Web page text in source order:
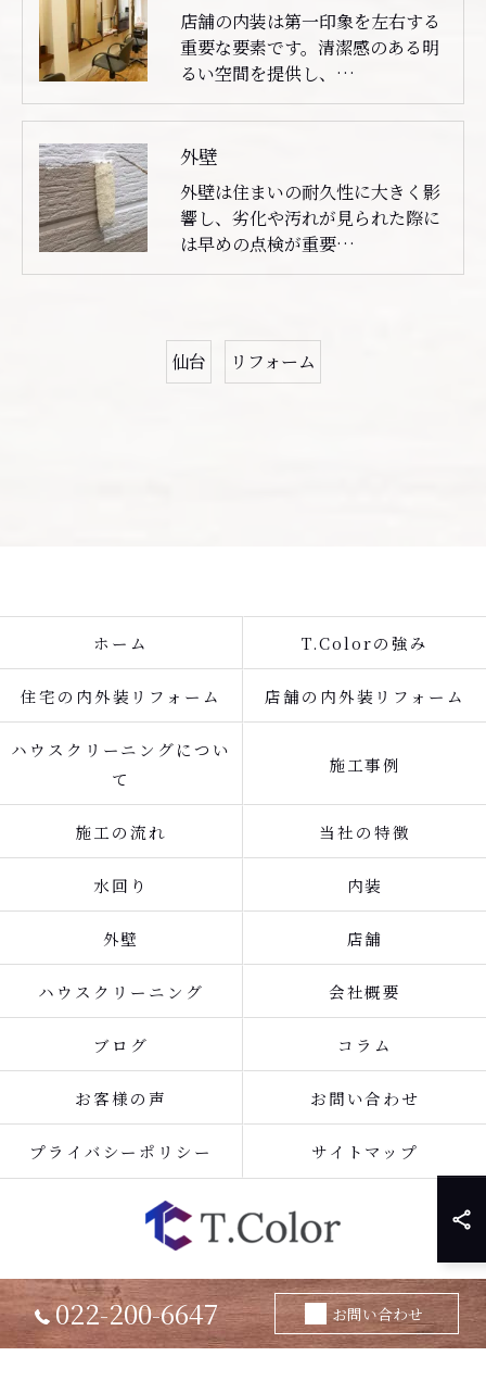
店舗の内装は第一印象を左右する
重要な要素です。清潔感のある明
るい空間を提供し、…
外壁
外壁は住まいの耐久性に大きく影
響し、劣化や汚れが見られた際に
は早めの点検が重要…
仙台 リフォーム
022-200-6647 お問い合わせ
ホーム T.Colorの強み
住宅の内外装リフォーム 店舗の内外装リフォーム
ハウスクリーニングについ
て
施工事例
施工の流れ 当社の特徴
水回り 内装
外壁 店舗
ハウスクリーニング 会社概要
ブログ コラム
お客様の声 お問い合わせ
プライバシーポリシー サイトマップ
© 2026 宮城県仙台のリフォームなら株式会社T.Color ALL RIGHTS
RESERVED.